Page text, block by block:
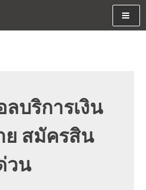
ไฟแนนซ์ด้วย
บริการเงิน
สมัครสิน
วน